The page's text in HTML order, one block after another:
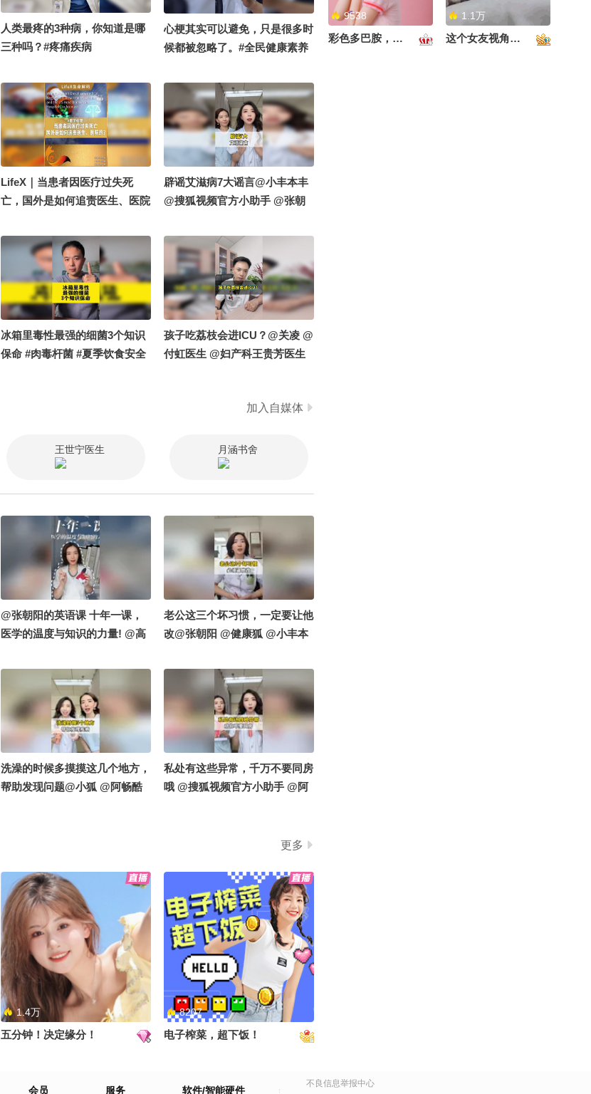
人类最疼的3种病，你知道是哪
三种吗？#疼痛疾病
心梗其实可以避免，只是很多时
候都被忽略了。#全民健康素养
频官方小助手 @何懿医生 @鹤
立烟雨 @黄晓明 @Jojo医生 @
张朝阳 @健康狐 @金子生活 @
陈医生夫妇 @普外耿医生 @付
虹医生 @巩玺医生
LifeX｜当患者因医疗过失死
亡，国外是如何追责医生、医院
辟谣艾滋病7大谣言@小丰本丰
@搜狐视频官方小助手 @张朝
狐 @健康狐
冰箱里毒性最强的细菌3个知识
保命 #肉毒杆菌 #夏季饮食安全
@Jojo医生 @在下散财 @中医
赵帅 @付虹医生 @怀章说药 @
孩子吃荔枝会进ICU？@关凌 @
付虹医生 @妇产科王贵芳医生
努力学习的总结侠 @小狐 @张
普外耿医生 @儿童营养师王斌
@注册营养师董文翠 #荔枝病 #
加入自媒体
王世宁医生 月涵书舍
@张朝阳的英语课 十年一课，
医学的温度与知识的力量! @高
搜狐视频官方小助手 #关注流十
年一刻 @小申小申 @小丰本丰
@健康狐 @张朝阳 @成长狐
老公这三个坏习惯，一定要让他
改@张朝阳 @健康狐 @小丰本
@涛姐是女神 @阿畅酷酷的 @
搜狐视频官方小助手
洗澡的时候多摸摸这几个地方，
帮助发现问题@小狐 @阿畅酷
私处有这些异常，千万不要同房
哦 @搜狐视频官方小助手 @阿
唐锦书院–图木舒克的文化润疆
公益课堂@涛姐是女神 @搜狐
视频官方小助手 @小丰本丰 @
健康狐 @张朝阳 @高速公鹿 #
网络主播新疆兵团赋能行# #相
约唐王城##文化润疆非遗添彩
##这就是兵团#
沙漠里长不出脆弱的草，却长出
了浑身是宝的“油莎豆”!#网络主
播新疆兵团赋能行＃相约图木舒
克#相约唐王城#文化润疆非遗增
彩 @成长狐 @张朝阳 @健康狐
@小丰本丰 @小申小申 @高速
公鹿 @搜狐视频官方小助手 @
更多
1.4万
五分钟！决定缘分！
8207
电子榨菜，超下饭！
9538
彩色多巴胺，甜到心里啦！
1.1万
这个女友视角好治愈~
会员 服务 软件/智能硬件
不良信息举报中心